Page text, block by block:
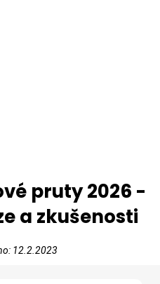
pruty 2026 -
a zkušenosti
12.2.2023